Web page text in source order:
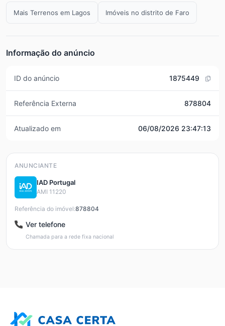
Mais Terrenos em Lagos Imóveis no distrito de Faro
Informação do anúncio
ID do anúncio 1875449
Referência Externa 878804
Atualizado em 06/08/2026 23:47:13
ANUNCIANTE
IAD Portugal
AMI 11220
Referência do imóvel:878804
Ver telefone
Chamada para a rede fixa nacional